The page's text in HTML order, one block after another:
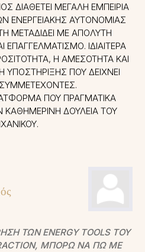
ΔΙΑΘΈΤΕΙ ΜΕΓΆΛΗ ΕΜΠΕΙΡΊΑ
ΕΝΕΡΓΕΙΑΚΉΣ ΑΥΤΟΝΟΜΊΑΣ
ΜΕΤΑΔΊΔΕΙ ΜΕ ΑΠΌΛΥΤΗ
ΕΠΑΓΓΕΛΜΑΤΙΣΜΌ. ΙΔΙΑΊΤΕΡΑ
Η ΑΜΕΣΌΤΗΤΑ ΚΑΙ
ΥΠΟΣΤΉΡΙΞΗΣ ΠΟΥ ΔΕΊΧΝΕΙ
ΠΟΥ ΠΡΑΓΜΑΤΙΚΆ
ΚΑΘΗΜΕΡΙΝΉ ΔΟΥΛΕΙΆ ΤΟΥ
ΤΩΝ ENERGY TOOLS ΤΟΥ
ΜΠΟΡΏ ΝΑ ΠΩ ΜΕ